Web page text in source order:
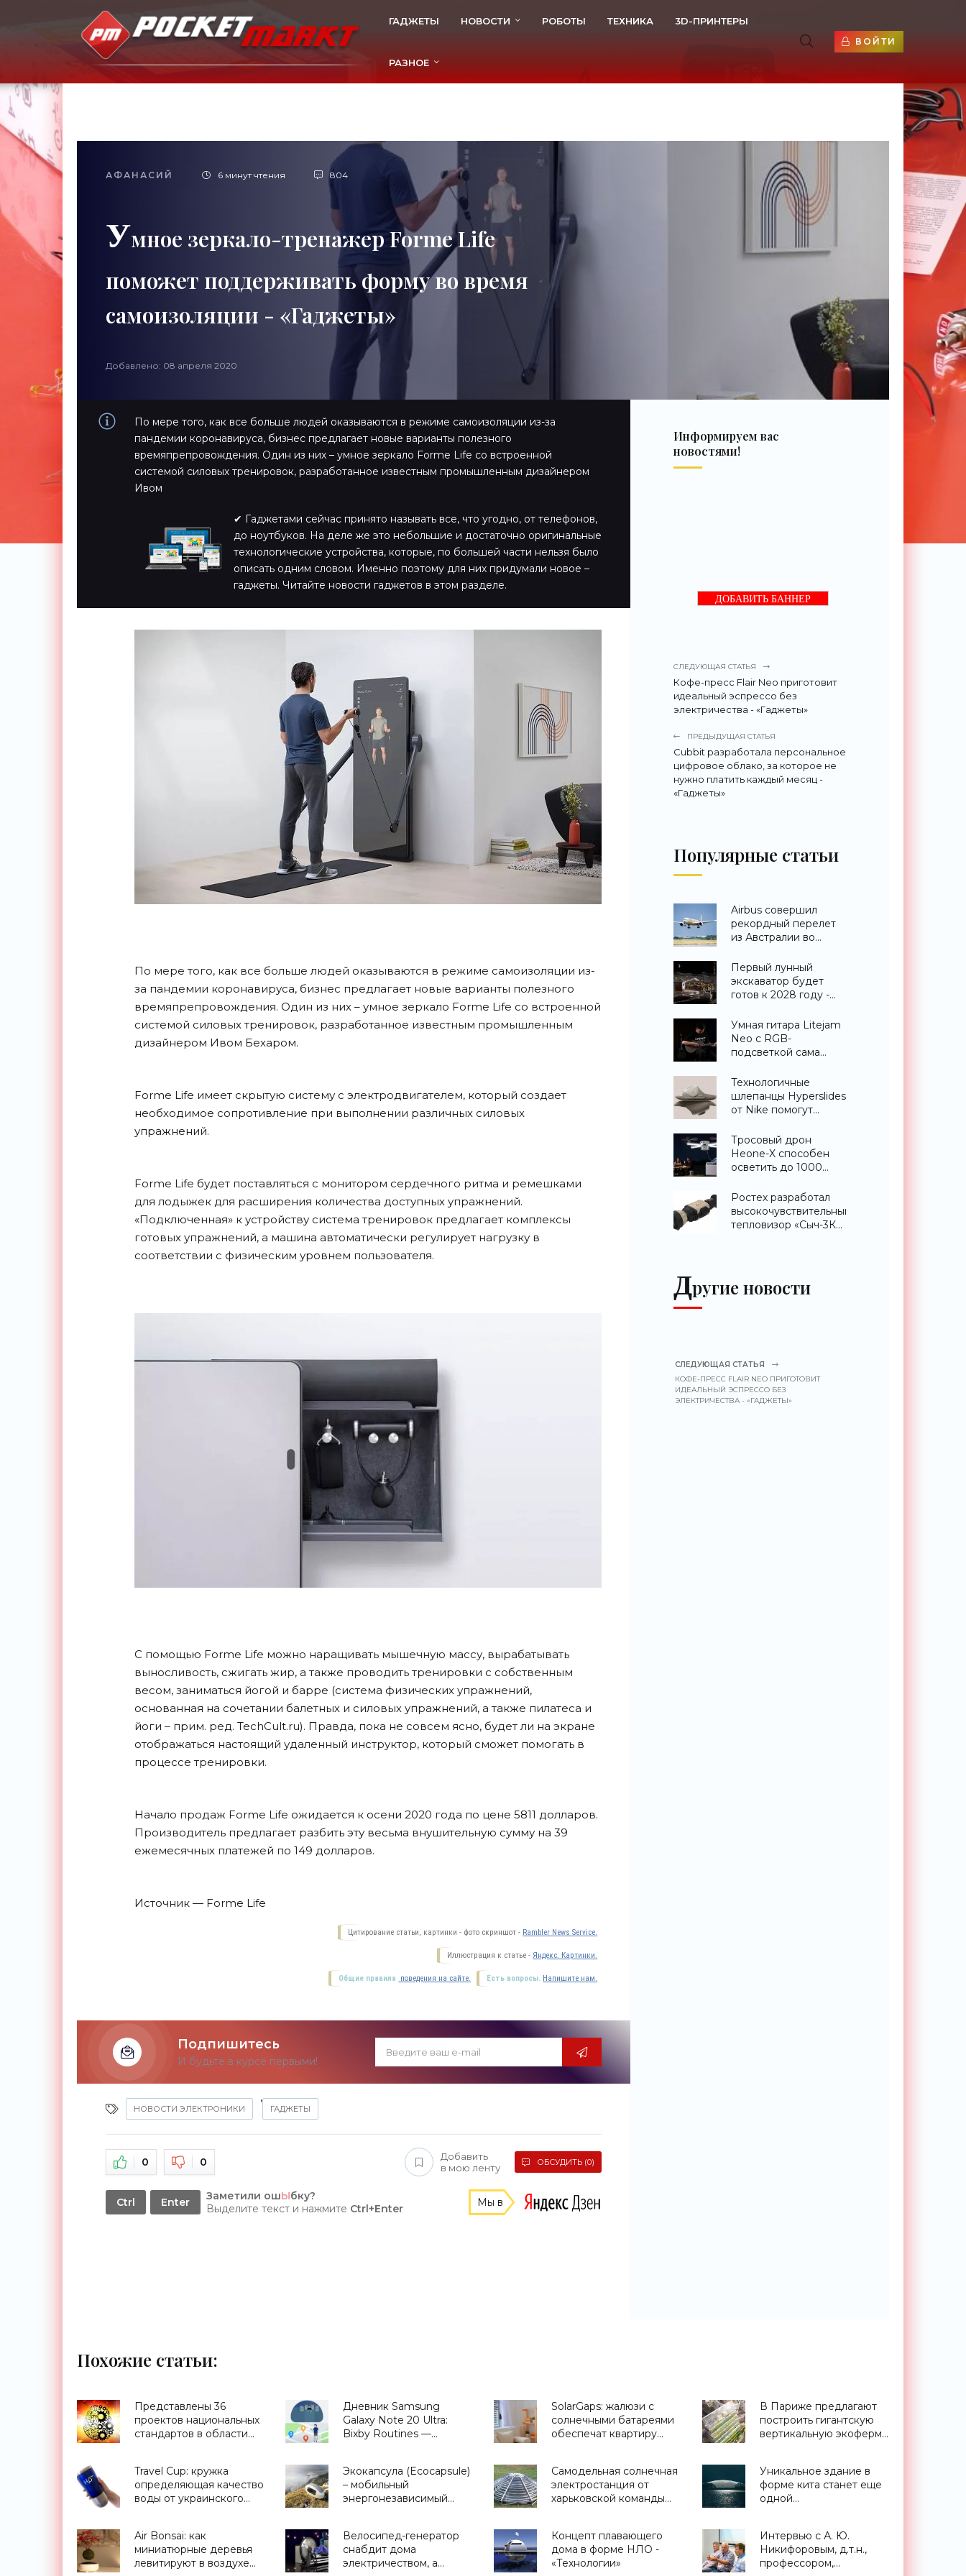
ГАДЖЕТЫ НОВОСТИ РОБОТЫ ТЕХНИКА 3D-ПРИНТЕРЫ
РАЗНОЕ
ВОЙТИ
АФАНАСИЙ 6 минут чтения 804
Умное зеркало-тренажер Forme Life
поможет поддерживать форму во время
самоизоляции - «Гаджеты»
Добавлено: 08 апреля 2020
По мере того, как все больше людей оказываются в режиме самоизоляции из-за
пандемии коронавируса, бизнес предлагает новые варианты полезного
времяпрепровождения. Один из них – умное зеркало Forme Life со встроенной
системой силовых тренировок, разработанное известным промышленным дизайнером
Ивом
✔ Гаджетами сейчас принято называть все, что угодно, от телефонов,
до ноутбуков. На деле же это небольшие и достаточно оригинальные
технологические устройства, которые, по большей части нельзя было
описать одним словом. Именно поэтому для них придумали новое –
гаджеты. Читайте новости гаджетов в этом разделе.
По мере того, как все больше людей оказываются в режиме самоизоляции из-
за пандемии коронавируса, бизнес предлагает новые варианты полезного
времяпрепровождения. Один из них – умное зеркало Forme Life со встроенной
системой силовых тренировок, разработанное известным промышленным
дизайнером Ивом Бехаром.
Forme Life имеет скрытую систему с электродвигателем, который создает
необходимое сопротивление при выполнении различных силовых
упражнений.
Forme Life будет поставляться с монитором сердечного ритма и ремешками
для лодыжек для расширения количества доступных упражнений.
«Подключенная» к устройству система тренировок предлагает комплексы
готовых упражнений, а машина автоматически регулирует нагрузку в
соответствии с физическим уровнем пользователя.
С помощью Forme Life можно наращивать мышечную массу, вырабатывать
выносливость, сжигать жир, а также проводить тренировки с собственным
весом, заниматься йогой и барре (система физических упражнений,
основанная на сочетании балетных и силовых упражнений, а также пилатеса и
йоги – прим. ред. TechCult.ru). Правда, пока не совсем ясно, будет ли на экране
отображаться настоящий удаленный инструктор, который сможет помогать в
процессе тренировки.
Начало продаж Forme Life ожидается к осени 2020 года по цене 5811 долларов.
Производитель предлагает разбить эту весьма внушительную сумму на 39
ежемесячных платежей по 149 долларов.
Источник — Forme Life
Цитирование статьи, картинки - фото скриншот - Rambler News Service.
Иллюстрация к статье - Яндекс. Картинки.
Есть вопросы. Напишите нам.
Общие правила поведения на сайте.
Подпишитесь
И будьте в курсе первыми!
НОВОСТИ ЭЛЕКТРОНИКИ
,
ГАДЖЕТЫ
0 0
Добавить
в мою ленту
ОБСУДИТЬ (0)
Ctrl Enter Заметили ошЫбку?
Выделите текст и нажмите Ctrl+Enter Мы в
Информируем вас
новостями!
ДОБАВИТЬ БАННЕР
СЛЕДУЮЩАЯ СТАТЬЯ
Кофе-пресс Flair Neo приготовит
идеальный эспрессо без
электричества - «Гаджеты»
ПРЕДЫДУЩАЯ СТАТЬЯ
Cubbit разработала персональное
цифровое облако, за которое не
нужно платить каждый месяц -
«Гаджеты»
Популярные статьи
Airbus совершил
рекордный перелет
из Австралии во
«Техника»
Первый лунный
экскаватор будет
готов к 2028 году -
Умная гитара Litejam
Neo с RGB-
подсветкой сама
«Гаджеты»
Технологичные
шлепанцы Hyperslides
от Nike помогут
ноги после
тренировки -
«Гаджеты»
Тросовый дрон
Heone-X способен
осветить до 1000
земли -
«Беспилотники»
Ростех разработал
высокочувствительный
тепловизор «Сыч-3К»
Другие новости
СЛЕДУЮЩАЯ СТАТЬЯ
КОФЕ-ПРЕСС FLAIR NEO ПРИГОТОВИТ
ИДЕАЛЬНЫЙ ЭСПРЕССО БЕЗ
ЭЛЕКТРИЧЕСТВА - «ГАДЖЕТЫ»
Похожие статьи:
Представлены 36
проектов национальных
стандартов в области
Дневник Samsung
Galaxy Note 20 Ultra:
Bixby Routines —
будущее - «Смартфоны»
SolarGaps: жалюзи с
солнечными батареями
обеспечат квартиру
«Новости Электроники»
В Париже предлагают
построить гигантскую
вертикальную экоферму
Travel Cup: кружка
определяющая качество
воды от украинского
Экокапсула (Ecocapsule)
– мобильный
энергонезависимый
яйца от компании Nice
Architects -
«Архитектура»
Самодельная солнечная
электростанция от
харьковской команды
Уникальное здание в
форме кита станет еще
одной
«Архитектура»
Air Bonsai: как
миниатюрные деревья
левитируют в воздухе
Велосипед-генератор
снабдит дома
электричеством, а
Концепт плавающего
дома в форме НЛО -
«Технологии»
Интервью с А. Ю.
Никифоровым, д.т.н.,
профессором,